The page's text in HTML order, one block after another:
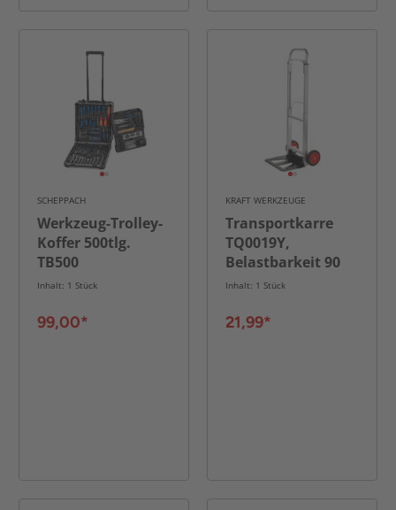
SCHEPPACH
Werkzeug-Trolley-
Koffer 500tlg.
TB500
Inhalt: 1 Stück
99,00*
KRAFT WERKZEUGE
Transportkarre
TQ0019Y,
Belastbarkeit 90
kg
Inhalt: 1 Stück
21,99*